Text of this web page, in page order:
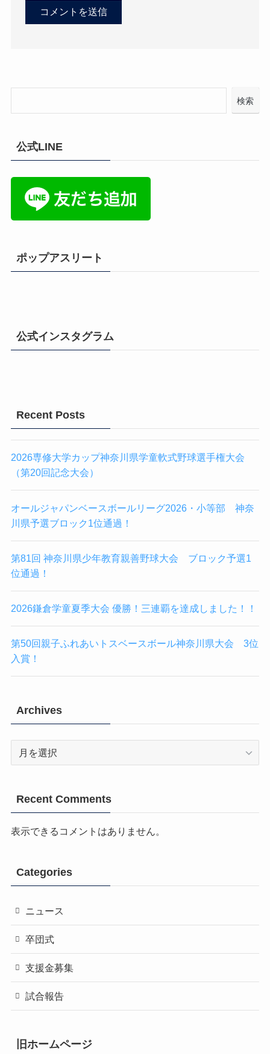
検索
公式LINE
ポップアスリート
公式インスタグラム
Recent Posts
2026専修大学カップ神奈川県学童軟式野球選手権大会
（第20回記念大会）
オールジャパンベースボールリーグ2026・小等部 神奈
川県予選ブロック1位通過！
第81回 神奈川県少年教育親善野球大会 ブロック予選1
位通過！
2026鎌倉学童夏季大会 優勝！三連覇を達成しました！！
第50回親子ふれあいトスベースボール神奈川県大会 3位
入賞！
Archives
Archives
Recent Comments
表示できるコメントはありません。
Categories
ニュース
卒団式
支援金募集
試合報告
旧ホームページ